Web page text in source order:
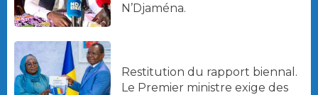
N’Djaména.
Restitution du rapport biennal.
Le Premier ministre exige des